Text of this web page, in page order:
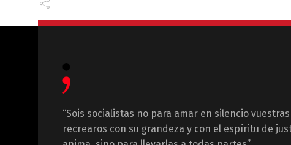
“Sois socialistas no para amar en silencio
recrearos con su grandeza y con el espíritu de